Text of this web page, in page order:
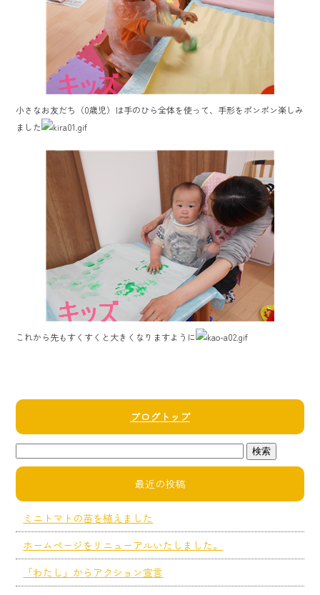
小さなお友だち（0歳児）は手のひら全体を使って、手形をポンポン楽しみ
ました
これから先もすくすくと大きくなりますように
ブログトップ
最近の投稿
ミニトマトの苗を植えました
ホームページをリニューアルいたしました。
「わたし」からアクション宣言